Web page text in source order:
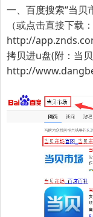
一、百度搜索“当贝
（或点击直接下载：
http://
拷贝进u盘(附：当
http://